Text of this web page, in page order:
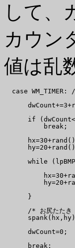
して、
カウン
値は乱
case WM_TIMER: /*
if
          break;
while
      }
/* お尻たたき
      dwCount=0;